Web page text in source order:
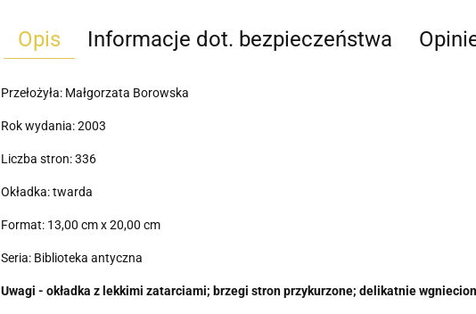
Opis Informacje dot. bezpieczeństwa
Przełożyła: Małgorzata Borowska
Rok wydania: 2003
Liczba stron: 336
Okładka: twarda
Format: 13,00 cm x 20,00 cm
Seria: Biblioteka antyczna
Uwagi - okładka z lekkimi zatarciami; brzegi stron przykurzone; delikatnie